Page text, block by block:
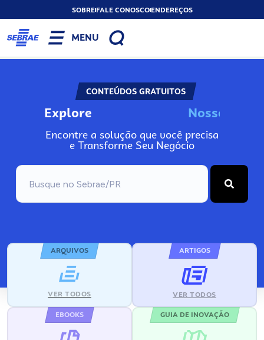
SOBREFALE CONOSCOENDEREÇOS
MENU
CONTEÚDOS GRATUITOS
Explore Nosso
Encontre a solução que você precisa
e Transforme Seu Negócio
ARQUIVOS
VER TODOS
ARTIGOS
VER TODOS
EBOOKS GUIA DE INOVAÇÃO